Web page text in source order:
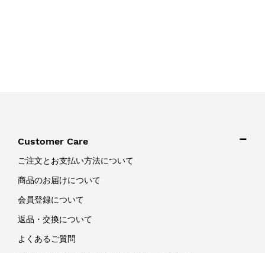
Customer Care
ご注文とお支払い方法について
商品のお届けについて
会員登録について
返品・交換について
よくあるご質問